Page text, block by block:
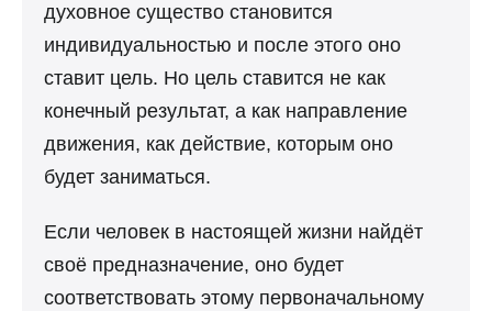
духовное существо становится
индивидуальностью и после этого оно
ставит цель. Но цель ставится не как
конечный результат, а как направление
движения, как действие, которым оно
будет заниматься.
Если человек в настоящей жизни найдёт
своё предназначение, оно будет
соответствовать этому первоначальному